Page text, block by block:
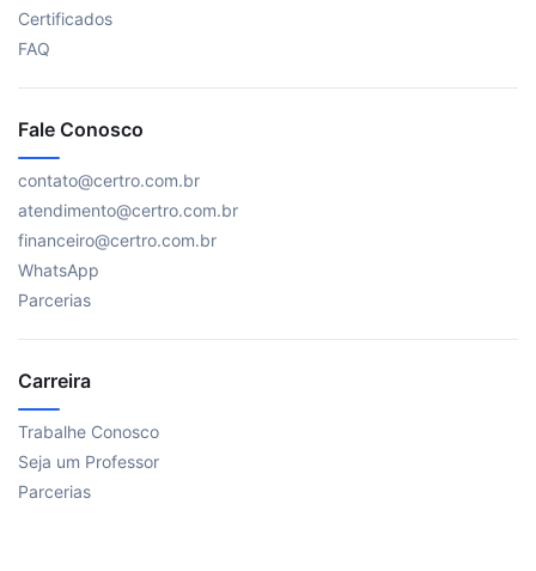
Certificados
FAQ
Fale Conosco
contato@certro.com.br
atendimento@certro.com.br
financeiro@certro.com.br
WhatsApp
Parcerias
Carreira
Trabalhe Conosco
Seja um Professor
Parcerias